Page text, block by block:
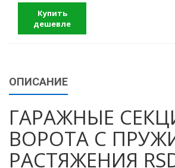
Купить
дешевле
ОПИСАНИЕ
ГАРАЖНЫЕ
ВОРОТА С
РАСТЯЖЕНИЯ